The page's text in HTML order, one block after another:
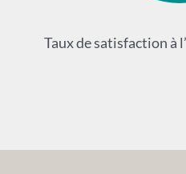
Taux de satisfaction à